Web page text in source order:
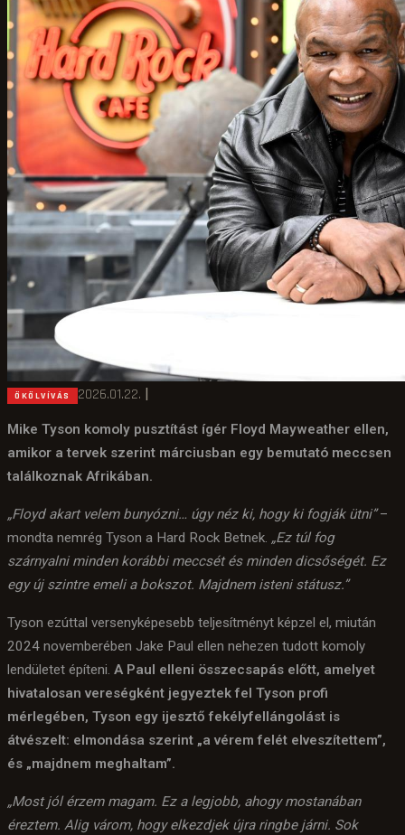
ÖKÖLVÍVÁS 2026.01.22. |
Mike Tyson komoly pusztítást ígér Floyd Mayweather ellen,
amikor a tervek szerint márciusban egy bemutató meccsen
találkoznak Afrikában.
„Floyd akart velem bunyózni… úgy néz ki, hogy ki fogják ütni”–
mondta nemrég Tyson a Hard Rock Betnek. „Ez túl fog
szárnyalni minden korábbi meccsét és minden dicsőségét. Ez
egy új szintre emeli a bokszot. Majdnem isteni státusz.”
Tyson ezúttal versenyképesebb teljesítményt képzel el, miután
2024 novemberében Jake Paul ellen nehezen tudott komoly
lendületet építeni. A Paul elleni összecsapás előtt, amelyet
hivatalosan vereségként jegyeztek fel Tyson profi
mérlegében, Tyson egy ijesztő fekélyfellángolást is
átvészelt: elmondása szerint „a vérem felét elveszítettem”,
és „majdnem meghaltam”.
„Most jól érzem magam. Ez a legjobb, ahogy mostanában
éreztem. Alig várom, hogy elkezdjek újra ringbe járni. Sok